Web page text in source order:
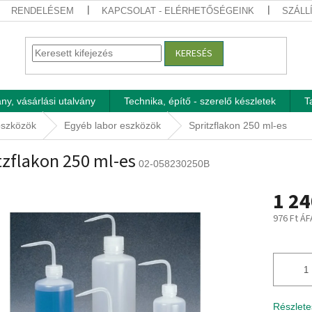
RENDELÉSEM KAPCSOLAT - ELÉRHETŐSÉGEINK
KERESÉS
vásárlási utalvány Technika, építő - szerelő készletek
Egyéb labor eszközök Spritzflakon 250 ml-es
250 ml-es 02-058230250B
1
976 Ft